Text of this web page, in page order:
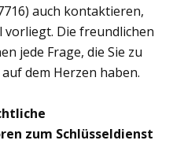
auch kontaktieren,
Die freundlichen
jede Frage, die Sie zu
dem Herzen haben.
zum Schlüsseldienst